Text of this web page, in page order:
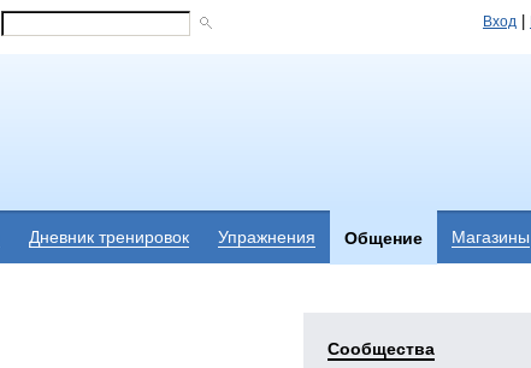
Вход
Дневник тренировок Упражнения Общение Магазины
Сообщества